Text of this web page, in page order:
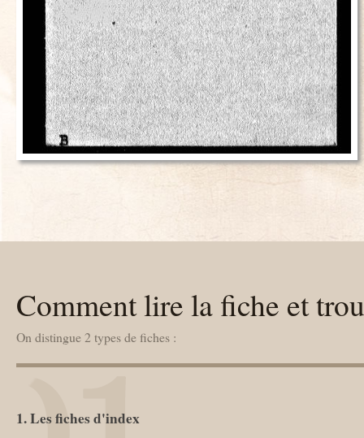
Comment lire la fiche et
On distingue 2 types de fiches :
1. Les fiches d'index